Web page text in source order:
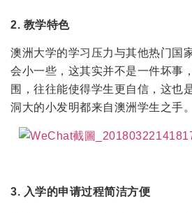
2. 教学特色
澳洲大学的学习压力与其他热门国
会小一些，这其实并不是一件坏事
围，往往能使得学生更自信，这也
洞大的小发明都来自澳洲学生之手。
3. 入学的申请过程简洁方便